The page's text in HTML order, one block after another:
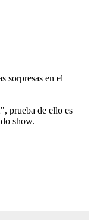
sorpresas en el
prueba de ello es
show.